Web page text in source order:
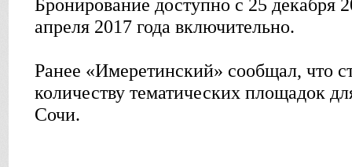
Бронирование доступно с 25 декабря
апреля 2017 года включительно.
Ранее «Имеретинский» сообщал, что
количеству тематических площадок
Сочи.